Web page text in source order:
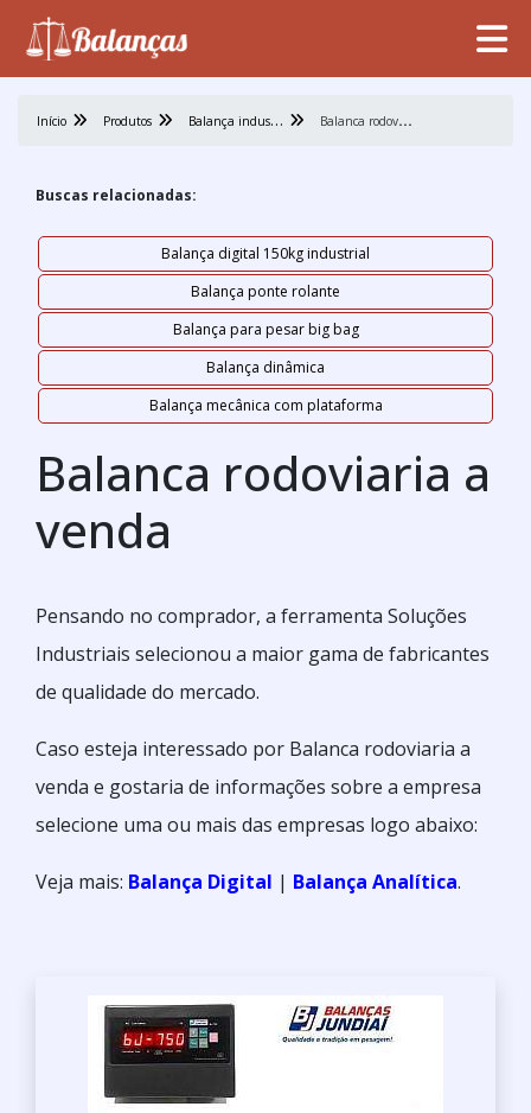
Início Produtos B
alança industrial B
alanca rodoviaria a venda
Buscas relacionadas:
Balança digital 150kg industrial
Balança ponte rolante
Balança para pesar big bag
Balança dinâmica
Balança mecânica com plataforma
Balanca rodoviaria a
venda
Pensando no comprador, a ferramenta Soluções
Industriais selecionou a maior gama de fabricantes
de qualidade do mercado.
Caso esteja interessado por Balanca rodoviaria a
venda e gostaria de informações sobre a empresa
selecione uma ou mais das empresas logo abaixo:
Veja mais: Balança Digital | Balança Analítica.